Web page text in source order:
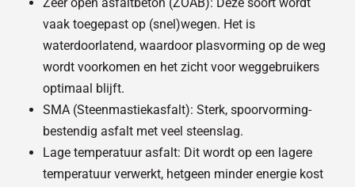
vaak toegepast op (snel)wegen. Het is
waterdoorlatend, waardoor plasvorming op de weg
wordt voorkomen en het zicht voor weggebruikers
optimaal blijft.
SMA (Steenmastiekasfalt): Sterk, spoorvorming-
bestendig asfalt met veel steenslag.
Lage temperatuur asfalt: Dit wordt op een lagere
temperatuur verwerkt, hetgeen minder energie kost